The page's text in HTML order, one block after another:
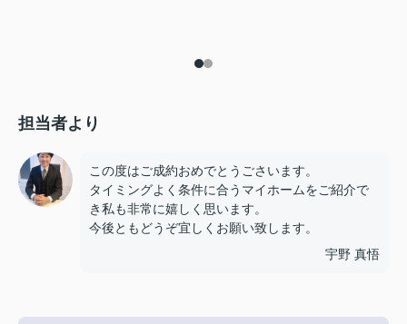
担当者より
この度はご成約おめでとうごさいます。
タイミングよく条件に合うマイホームをご紹介で
き私も非常に嬉しく思います。
今後ともどうぞ宜しくお願い致します。
宇野 真悟